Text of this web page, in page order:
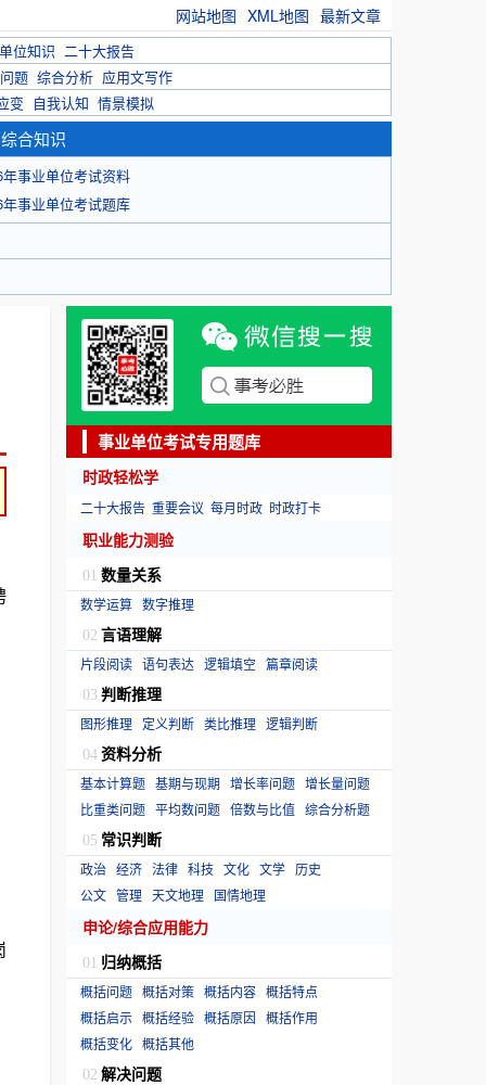
网站地图 XML地图 最新文章
位知识 二十大报告
题 综合分析 应用文写作
变 自我认知 情景模拟
合知识
年事业单位考试资料
年事业单位考试题库
事业单位考试专用题库
时政轻松学
二十大报告 重要会议 每月时政 时政打卡
职业能力测验
01 数量关系
数学运算 数字推理
02 言语理解
片段阅读 语句表达 逻辑填空 篇章阅读
03 判断推理
图形推理 定义判断 类比推理 逻辑判断
04 资料分析
基本计算题 基期与现期 增长率问题 增长量问题
比重类问题 平均数问题 倍数与比值 综合分析题
05 常识判断
政治 经济 法律 科技 文化 文学 历史
公文 管理 天文地理 国情地理
申论/综合应用能力
01 归纳概括
概括问题 概括对策 概括内容 概括特点
概括启示 概括经验 概括原因 概括作用
概括变化 概括其他
02 解决问题